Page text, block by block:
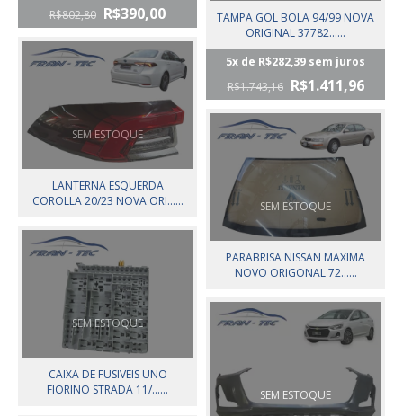
R$802,80 R$390,00
TAMPA GOL BOLA 94/99 NOVA
ORIGINAL 37782......
5x de R$282,39 sem juros
R$1.743,16 R$1.411,96
SEM ESTOQUE
LANTERNA ESQUERDA
COROLLA 20/23 NOVA ORI......
SEM ESTOQUE
PARABRISA NISSAN MAXIMA
NOVO ORIGONAL 72......
SEM ESTOQUE
CAIXA DE FUSIVEIS UNO
FIORINO STRADA 11/......
SEM ESTOQUE